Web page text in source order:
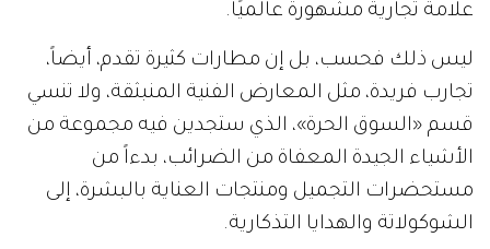
علامة تجارية مشهورة عالميًا.
ليس ذلك فحسب، بل إن مطارات كثيرة تقدم، أيضاً،
تجارب فريدة، مثل المعارض الفنية المنبثقة، ولا تنسي
قسم «السوق الحرة»، الذي ستجدين فيه مجموعة من
الأشياء الجيدة المعفاة من الضرائب، بدءاً من
مستحضرات التجميل ومنتجات العناية بالبشرة، إلى
الشوكولاتة والهدايا التذكارية.